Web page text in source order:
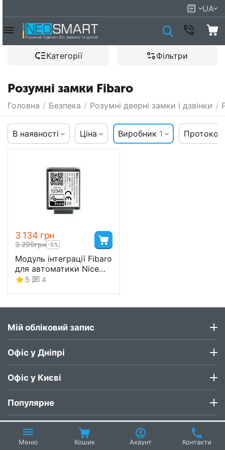
UA
Категорії Фільтри
Розумні замки Fibaro
Головна / Безпека / Розумні дверні замки і дзвінки /
В наявності Ціна Виробник 1 Протокол
3 134 грн
3 299грн -5%
Модуль інтеграції Fibaro
для автоматики Nice
BiDi-ZWave - IBT4ZWAVE
5 4
Мій обліковий запис
Офіс у Дніпрі
Офіс у Києві
Популярне
Меню Кошик Акаунт Контакти